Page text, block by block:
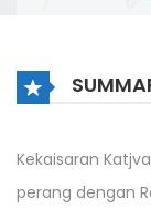
Kekaisaran
perang dengan